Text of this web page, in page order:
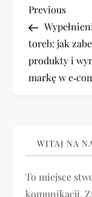
N
a
w
a
c
Previous
Post
Previous
toreb: jak
produkty i
markę w
WITAJ NA
To miejsce
komunikacji.